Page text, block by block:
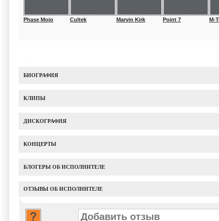
Phase Mojo Cultek Marvin Kirk Point 7 M-
БИОГРАФИЯ
КЛИПЫ
ДИСКОГРАФИЯ
КОНЦЕРТЫ
БЛОГЕРЫ ОБ ИСПОЛНИТЕЛЕ
ОТЗЫВЫ ОБ ИСПОЛНИТЕЛЕ